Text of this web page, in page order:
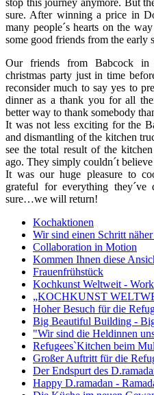
stop this journey anymore. But
sure. After winning a price in
many people´s hearts on the
some good friends from the early
Our friends from Babcock in
christmas party just in time
reconsider much to say yes to
dinner as a thank you for all
better way to thank somebody
It was not less exciting for the
and dismantling of the kitchen
see the total result of the
ago. They simply couldn´t
It was our huge pleasure to
grateful for everything
sure…we will return!
Kochaktionen
Wir sind einen Schritt
Collaboration in Motion
Kommen Ihnen diese
Frauenfrühstück
Kochkunst Weltweit -
„KOCHKUNST
Hoher Besuch für die
Big Beautiful Building -
"Wir sind die Heldinnen
Refugees`Kitchen beim
Großer Auftritt für die
Der Endspurt des
Happy D.ramadan -